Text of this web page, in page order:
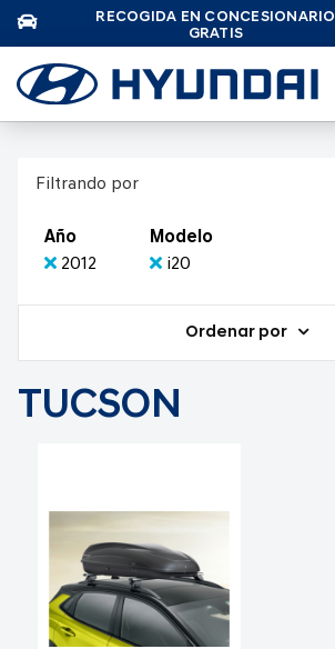
RECOGIDA EN CONCESIONARIO
GRATIS
Filtrando por
Año
2012
Modelo
i20
Ordenar por
TUCSON